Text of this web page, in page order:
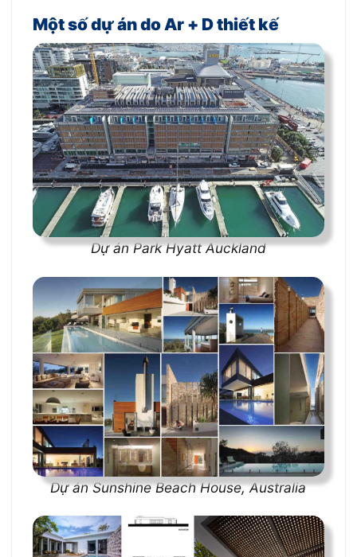
Một số dự án do Ar + D thiết kế
Dự án Park Hyatt Auckland
Dự án Sunshine Beach House, Australia